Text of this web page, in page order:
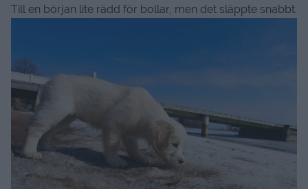
Till en början lite rädd för bollar, men det släppte snabbt.